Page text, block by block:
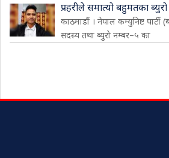
प्रहरीले समात्यो बहुमतका ब्युरो
काठमाडौं । नेपाल कम्युनिष्ट
सदस्य तथा ब्युरो नम्बर–५ का